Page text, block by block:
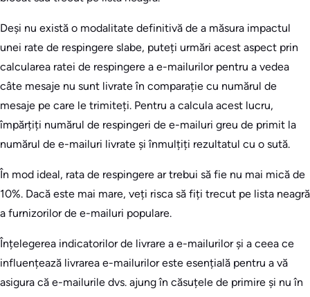
Deși nu există o modalitate definitivă de a măsura impactul
unei rate de respingere slabe, puteți urmări acest aspect prin
calcularea ratei de respingere a e-mailurilor pentru a vedea
câte mesaje nu sunt livrate în comparație cu numărul de
mesaje pe care le trimiteți. Pentru a calcula acest lucru,
împărțiți numărul de respingeri de e-mailuri greu de primit la
numărul de e-mailuri livrate și înmulțiți rezultatul cu o sută.
În mod ideal, rata de respingere ar trebui să fie nu mai mică de
10%. Dacă este mai mare, veți risca să fiți trecut pe lista neagră
a furnizorilor de e-mailuri populare.
Înțelegerea indicatorilor de livrare a e-mailurilor și a ceea ce
influențează livrarea e-mailurilor este esențială pentru a vă
asigura că e-mailurile dvs. ajung în căsuțele de primire și nu în